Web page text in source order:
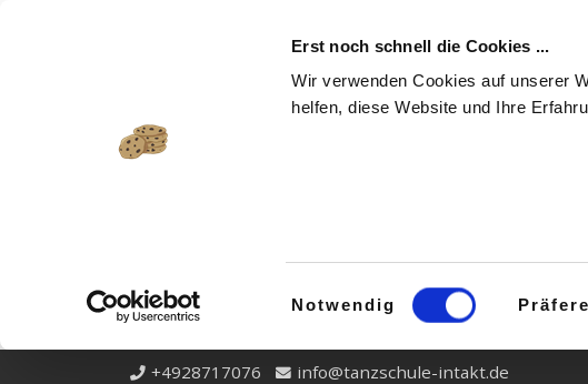
Erst noch schnell die Cookies ...
Wir verwenden Cookies auf unserer
helfen, diese Website und Ihre
Einwilligungsauswahl
Notwendig
+4928717076 info@tanzschule-intakt.de